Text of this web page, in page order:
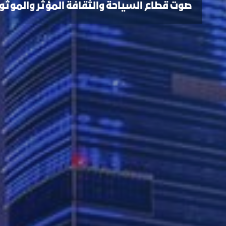
صوت قطاع السياحة والثقافة المؤثر